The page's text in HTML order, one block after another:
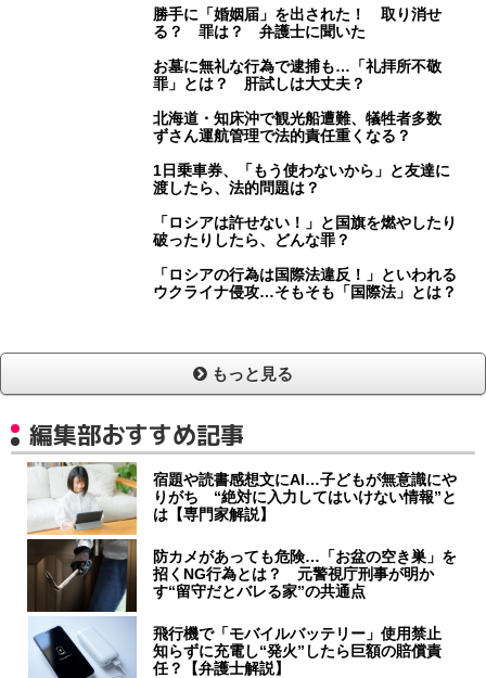
勝手に「婚姻届」を出された！ 取り消せ
る？ 罪は？ 弁護士に聞いた
お墓に無礼な行為で逮捕も…「礼拝所不敬
罪」とは？ 肝試しは大丈夫？
北海道・知床沖で観光船遭難、犠牲者多数
ずさん運航管理で法的責任重くなる？
1日乗車券、「もう使わないから」と友達に
渡したら、法的問題は？
「ロシアは許せない！」と国旗を燃やしたり
破ったりしたら、どんな罪？
「ロシアの行為は国際法違反！」といわれる
ウクライナ侵攻…そもそも「国際法」とは？
もっと見る
編集部おすすめ記事
宿題や読書感想文にAI…子どもが無意識にや
りがち “絶対に入力してはいけない情報”と
は【専門家解説】
防カメがあっても危険…「お盆の空き巣」を
招くNG行為とは？ 元警視庁刑事が明か
す“留守だとバレる家”の共通点
飛行機で「モバイルバッテリー」使用禁止
知らずに充電し“発火”したら巨額の賠償責
任？【弁護士解説】